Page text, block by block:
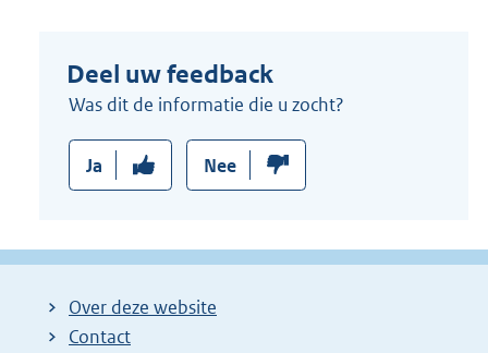
Deel uw feedback
Was dit de informatie die u zocht?
Ja Nee
Over deze website
Contact